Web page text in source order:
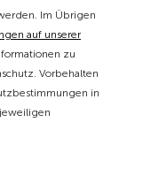
Im Übrigen
auf unserer
zu
Vorbehalten
in